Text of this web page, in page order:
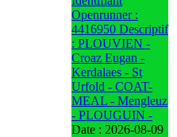
Openrunner :
4416950 Descriptif
: PLOUVIEN -
Croaz Eugan -
Kerdalaes - St
Urfold - COAT-
MEAL - Mengleuz
- PLOUGUIN -
Date : 2026-08-09